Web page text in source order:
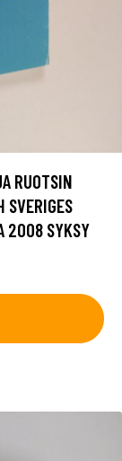
RUOTSIN
SVERIGES
2008 SYKSY